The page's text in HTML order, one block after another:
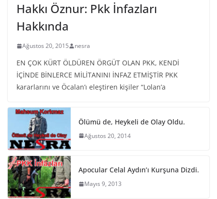
Hakkı Öznur: Pkk İnfazları
Hakkında
Ağustos 20, 2015 nesra
EN ÇOK KÜRT ÖLDÜREN ÖRGÜT OLAN PKK, KENDİ
İÇİNDE BİNLERCE MİLİTANINI İNFAZ ETMİŞTİR PKK
kararlarını ve Öcalan’ı eleştiren kişiler “Lolan’a
Ölümü de, Heykeli de Olay Oldu.
Ağustos 20, 2014
Apocular Celal Aydın’ı Kurşuna Dizdi.
Mayıs 9, 2013